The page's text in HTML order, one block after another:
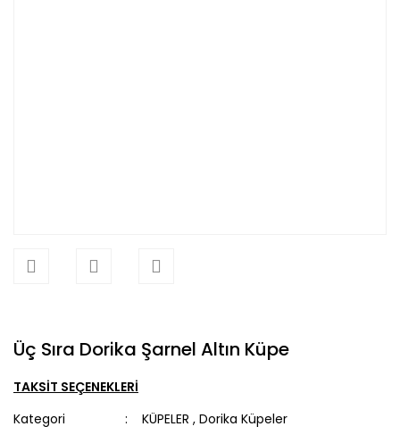
Üç Sıra Dorika Şarnel Altın Küpe
TAKSİT SEÇENEKLERİ
Kategori
KÜPELER ,Dorika Küpeler